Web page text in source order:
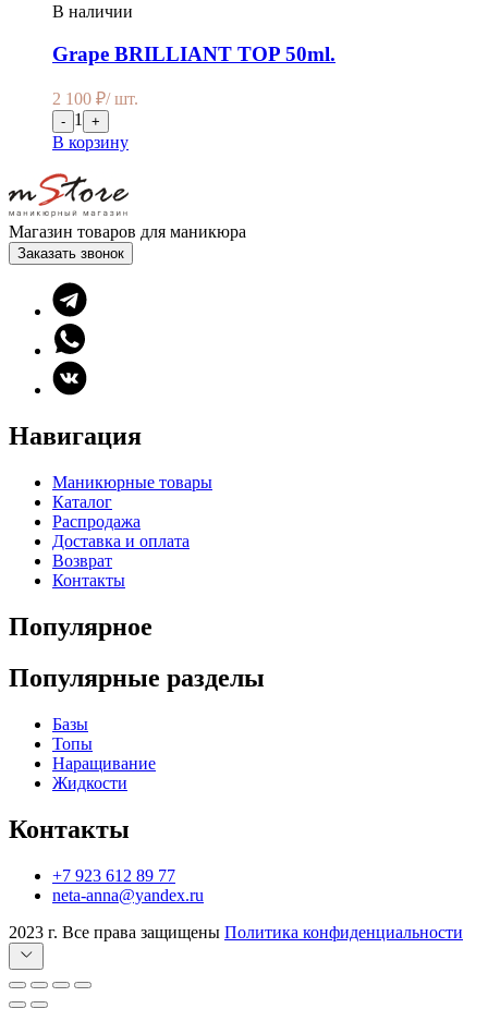
В наличии
Grape BRILLIANT TOP 50ml.
2 100 ₽/ шт.
- 1 +
В корзину
Магазин товаров для маникюра
Заказать звонок
Навигация
Маникюрные товары
Каталог
Распродажа
Доставка и оплата
Возврат
Контакты
Популярное
Популярные разделы
Базы
Топы
Наращивание
Жидкости
Контакты
+7 923 612 89 77
neta-anna@yandex.ru
2023 г. Все права защищены Политика конфиденциальности